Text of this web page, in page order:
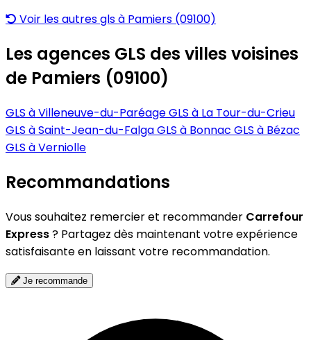
Voir les autres gls à Pamiers (09100)
Les agences GLS des villes voisines
de Pamiers (09100)
GLS à Villeneuve-du-ParéageGLS à La Tour-du-Crieu
GLS à Saint-Jean-du-FalgaGLS à Bonnac GLS à Bézac
GLS à Verniolle
Recommandations
Vous souhaitez remercier et recommander Carrefour
Express? Partagez dès maintenant votre expérience
satisfaisante en laissant votre recommandation.
Je recommande